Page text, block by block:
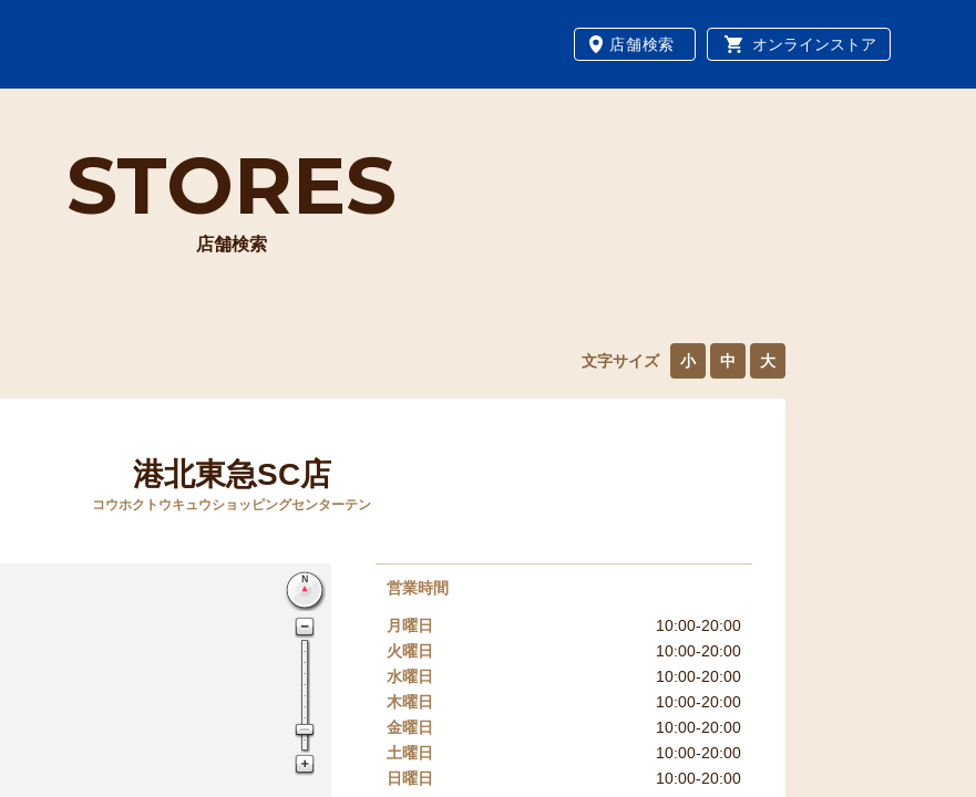
店舗検索 オンラインストア
STORES
店舗検索
文字サイズ 小 中 大
港北東急SC店
コウホクトウキュウショッピングセンターテン
営業時間
月曜日
10:00-20:00
火曜日
10:00-20:00
水曜日
10:00-20:00
木曜日
10:00-20:00
金曜日
10:00-20:00
土曜日
10:00-20:00
日曜日
10:00-20:00